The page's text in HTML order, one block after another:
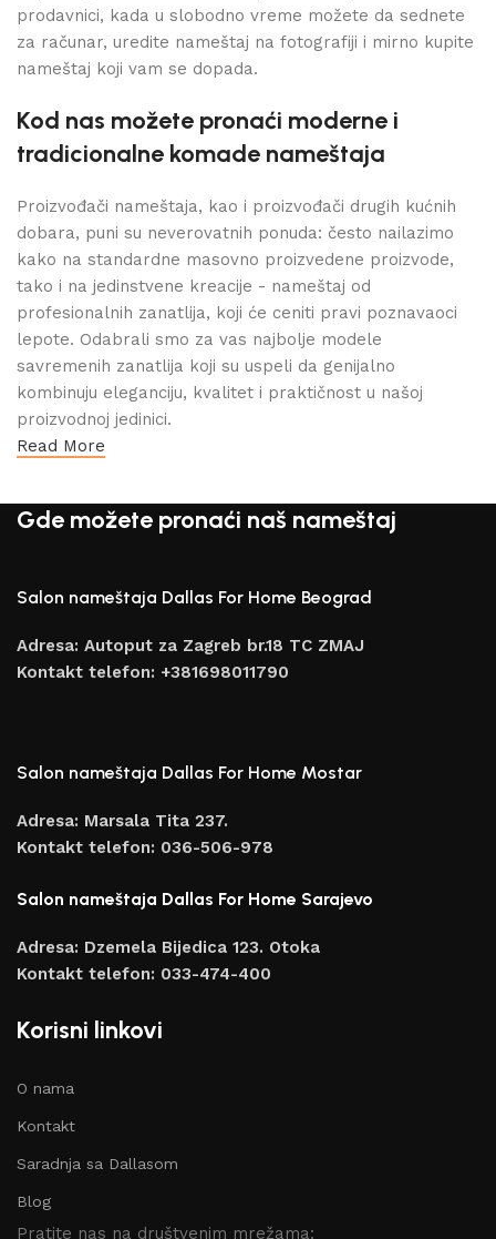
prodavnici, kada u slobodno vreme možete da sednete
za računar, uredite nameštaj na fotografiji i mirno kupite
nameštaj koji vam se dopada.
Kod nas možete pronaći moderne i
tradicionalne komade nameštaja
Proizvođači nameštaja, kao i proizvođači drugih kućnih
dobara, puni su neverovatnih ponuda: često nailazimo
kako na standardne masovno proizvedene proizvode,
tako i na jedinstvene kreacije - nameštaj od
profesionalnih zanatlija, koji će ceniti pravi poznavaoci
lepote. Odabrali smo za vas najbolje modele
savremenih zanatlija koji su uspeli da genijalno
kombinuju eleganciju, kvalitet i praktičnost u našoj
proizvodnoj jedinici.
Read More
Gde možete pronaći naš nameštaj
Salon nameštaja Dallas For Home Beograd
Adresa: Autoput za Zagreb br.18 TC ZMAJ
Kontakt telefon: +381698011790
Salon nameštaja Dallas For Home Mostar
Adresa: Marsala Tita 237.
Kontakt telefon: 036-506-978
Salon nameštaja Dallas For Home Sarajevo
Adresa: Dzemela Bijedica 123. Otoka
Kontakt telefon: 033-474-400
Korisni linkovi
O nama
Kontakt
Saradnja sa Dallasom
Blog
Pratite nas na društvenim mrežama: